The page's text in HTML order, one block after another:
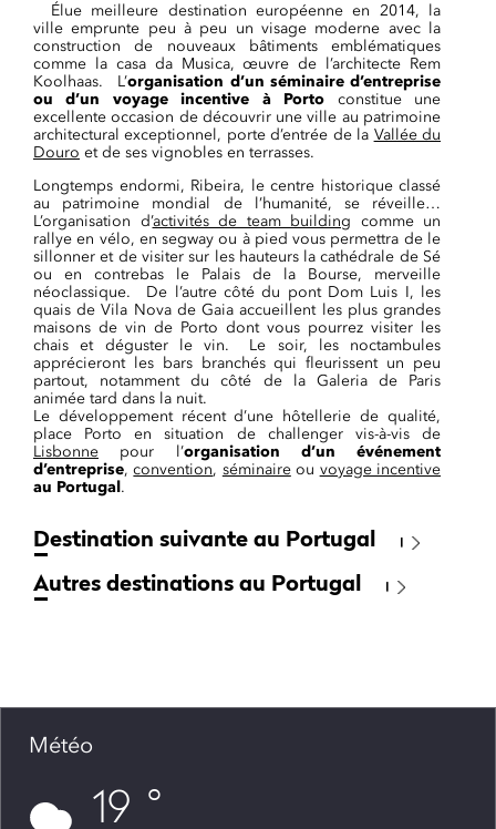
Élue meilleure destination européenne en 2014, la
ville emprunte peu à peu un visage moderne avec la
construction de nouveaux bâtiments emblématiques
comme la casa da Musica, œuvre de l’architecte Rem
Koolhaas. L’organisation d’un séminaire d’entreprise
ou d’un voyage incentive à Porto constitue une
excellente occasion de découvrir une ville au patrimoine
architectural exceptionnel, porte d’entrée de la Vallée du
Douro et de ses vignobles en terrasses.
Longtemps endormi, Ribeira, le centre historique classé
au patrimoine mondial de l’humanité, se réveille…
L’organisation d’activités de team building comme un
rallye en vélo, en segway ou à pied vous permettra de le
sillonner et de visiter sur les hauteurs la cathédrale de Sé
ou en contrebas le Palais de la Bourse, merveille
néoclassique. De l’autre côté du pont Dom Luis I, les
quais de Vila Nova de Gaia accueillent les plus grandes
maisons de vin de Porto dont vous pourrez visiter les
chais et déguster le vin. Le soir, les noctambules
apprécieront les bars branchés qui fleurissent un peu
partout, notamment du côté de la Galeria de Paris
animée tard dans la nuit.
Le développement récent d’une hôtellerie de qualité,
place Porto en situation de challenger vis-à-vis de
Lisbonne pour l’organisation d’un événement
d’entreprise,convention, séminaireou voyage incentive
au Portugal.
Destination suivante au Portugal
Autres destinations au Portugal
Météo
19